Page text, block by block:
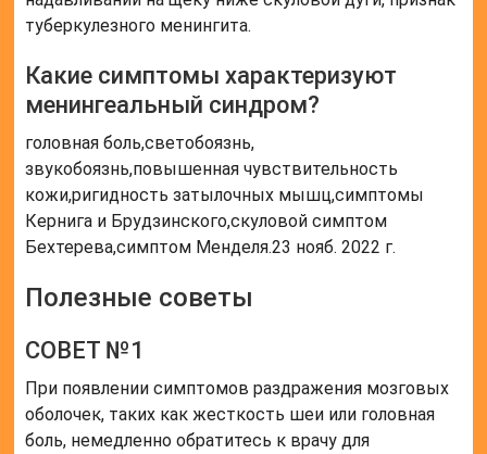
туберкулезного менингита.
Какие симптомы характеризуют
менингеальный синдром?
головная боль,светобоязнь,
звукобоязнь,повышенная чувствительность
кожи,ригидность затылочных мышц,симптомы
Кернига и Брудзинского,скуловой симптом
Бехтерева,симптом Менделя.23 нояб. 2022 г.
Полезные советы
СОВЕТ №1
При появлении симптомов раздражения мозговых
оболочек, таких как жесткость шеи или головная
боль, немедленно обратитесь к врачу для